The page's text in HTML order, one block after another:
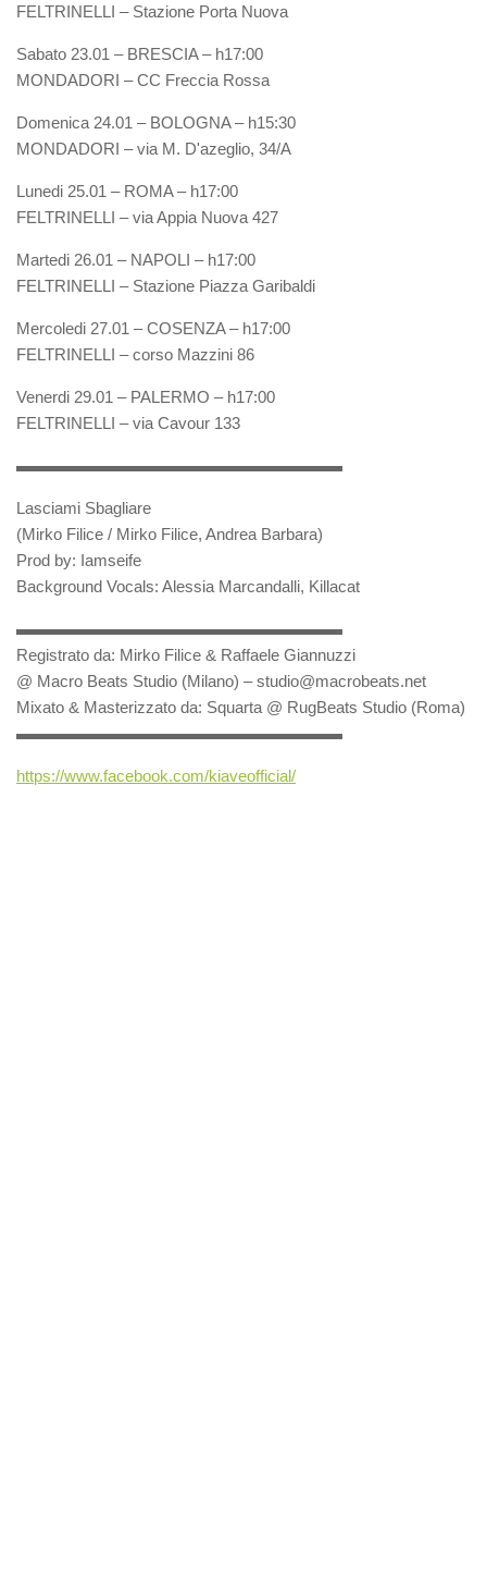
FELTRINELLI – Stazione Porta Nuova
Sabato 23.01 – BRESCIA – h17:00
MONDADORI – CC Freccia Rossa
Domenica 24.01 – BOLOGNA – h15:30
MONDADORI – via M. D'azeglio, 34/A
Lunedi 25.01 – ROMA – h17:00
FELTRINELLI – via Appia Nuova 427
Martedi 26.01 – NAPOLI – h17:00
FELTRINELLI – Stazione Piazza Garibaldi
Mercoledi 27.01 – COSENZA – h17:00
FELTRINELLI – corso Mazzini 86
Venerdi 29.01 – PALERMO – h17:00
FELTRINELLI – via Cavour 133
▬▬▬▬▬▬▬▬▬▬▬▬▬▬▬▬▬▬▬▬
Lasciami Sbagliare
(Mirko Filice / Mirko Filice, Andrea Barbara)
Prod by: Iamseife
Background Vocals: Alessia Marcandalli, Killacat
▬▬▬▬▬▬▬▬▬▬▬▬▬▬▬▬▬▬▬▬
Registrato da: Mirko Filice & Raffaele Giannuzzi
@ Macro Beats Studio (Milano) – studio@macrobeats.net
Mixato & Masterizzato da: Squarta @ RugBeats Studio (Roma)
▬▬▬▬▬▬▬▬▬▬▬▬▬▬▬▬▬▬▬▬
https://www.facebook.com/kiaveofficial/